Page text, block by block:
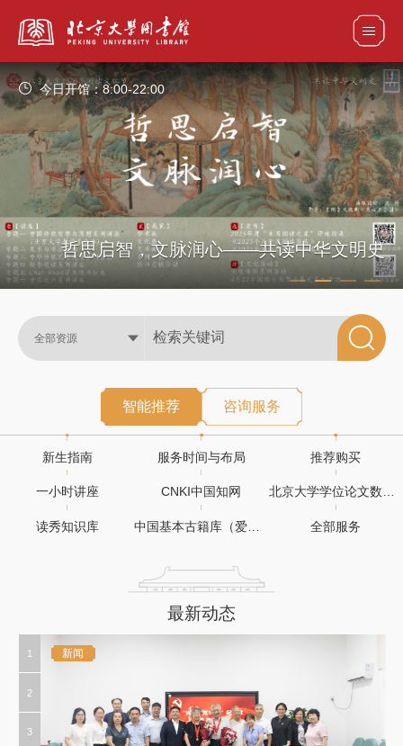
全部资源
馆藏目录检索 论文、书刊、报告检索 数据库导航
电子图书和电子期刊导航
今日开馆：8:00-22:00
哲思启智，文脉润心——共读中华文明史
全部资源
智能推荐 咨询服务
新生指南 服务时间与布局 推荐购买
一小时讲座 CNKI中国知网 北京大学学位论文数据库
读秀知识库 全部服务
最新动态
新闻
新闻
新闻
新闻
新闻
新闻
新闻
1
2
3